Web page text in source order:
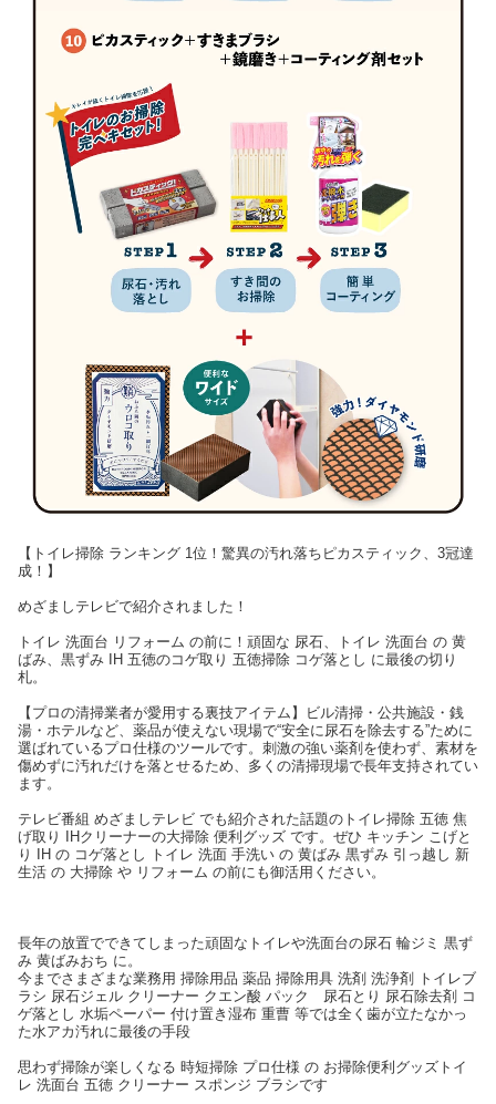
【トイレ掃除 ランキング 1位！驚異の汚れ落ちピカスティック、3冠達
成！】
めざましテレビで紹介されました！
トイレ 洗面台 リフォーム の前に！頑固な 尿石、トイレ 洗面台 の 黄
ばみ、黒ずみ IH 五徳のコゲ取り 五徳掃除 コゲ落とし に最後の切り
札。
【プロの清掃業者が愛用する裏技アイテム】ビル清掃・公共施設・銭
湯・ホテルなど、薬品が使えない現場で“安全に尿石を除去する”ために
選ばれているプロ仕様のツールです。刺激の強い薬剤を使わず、素材を
傷めずに汚れだけを落とせるため、多くの清掃現場で長年支持されてい
ます。
テレビ番組 めざましテレビ でも紹介された話題のトイレ掃除 五徳 焦
げ取り IHクリーナーの大掃除 便利グッズ です。ぜひ キッチン こげと
り IH の コゲ落とし トイレ 洗面 手洗い の 黄ばみ 黒ずみ 引っ越し 新
生活 の 大掃除 や リフォーム の前にも御活用ください。
長年の放置でできてしまった頑固なトイレや洗面台の尿石 輪ジミ 黒ず
み 黄ばみおち に。
今までさまざまな業務用 掃除用品 薬品 掃除用具 洗剤 洗浄剤 トイレブ
ラシ 尿石ジェル クリーナー クエン酸 パック 尿石とり 尿石除去剤 コ
ゲ落とし 水垢ペーパー 付け置き湿布 重曹 等では全く歯が立たなかっ
た水アカ汚れに最後の手段
思わず掃除が楽しくなる 時短掃除 プロ仕様 の お掃除便利グッズトイ
レ 洗面台 五徳 クリーナー スポンジ ブラシです